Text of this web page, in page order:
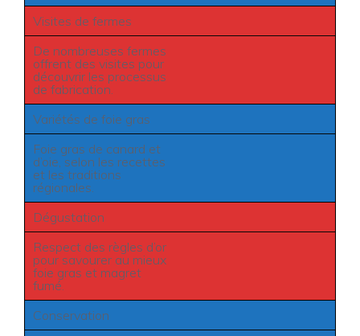
Visites de fermes
De nombreuses fermes
offrent des visites pour
découvrir les processus
de fabrication.
Variétés de foie gras
Foie gras de canard et
d’oie, selon les recettes
et les traditions
régionales.
Dégustation
Respect des règles d’or
pour savourer au mieux
foie gras et magret
fumé.
Conservation